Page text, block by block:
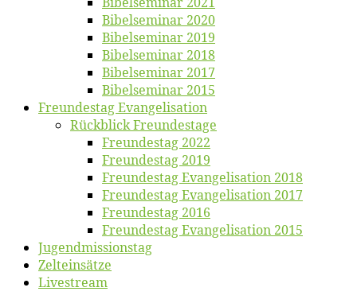
Bi­bel­se­mi­nar 2020
Bi­bel­se­mi­nar 2019
Bi­bel­se­mi­nar 2018
Bibelsemi­nar 2017
Bibelsemi­nar 2015
Freun­des­tag Evangelisation
Rück­blick Freundestage
Freun­des­tag 2022
Freun­des­tag 2019
Freun­des­tag Evan­ge­li­sa­ti­on 2018
Freun­des­tag Evan­ge­li­sa­ti­on 2017
Freun­des­tag 2016
Freun­des­tag Evan­ge­li­sa­ti­on 2015
Jugend­mis­sions­tag
Zelt­ein­sät­ze
Live­stream